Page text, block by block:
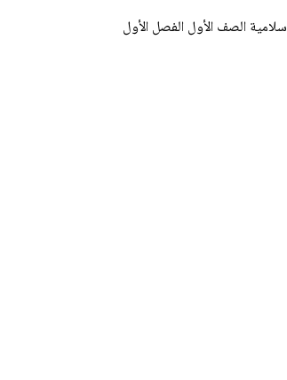
الصف الأول الفصل الأول